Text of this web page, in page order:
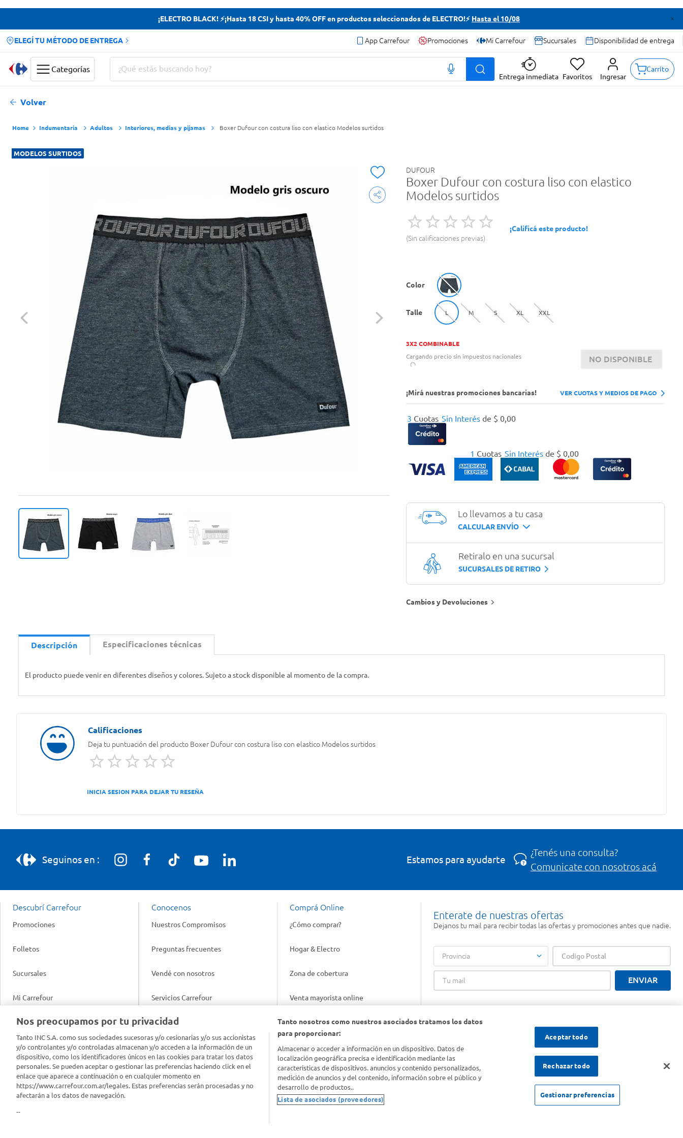
¡ELECTRO BLACK! ⚡¡Hasta 18 CSI y hasta 40% OFF en productos seleccionados de ELECTRO!⚡ Hasta el 10/08
ELEGÍ TU MÉTODO DE ENTREGA App Carrefour Promociones Mi Carrefour Sucursales Disponibilidad de entrega
Categorías
¿Qué estás buscando hoy?
Entrega inmediata Favoritos Ingresar
Carrito
Volver
Indumentaria Adultos Interiores, medias y pijamas Boxer Dufour con costura liso con elastico Modelos surtidos
MODELOS SURTIDOS
DUFOUR
Boxer Dufour con costura liso con elastico
Modelos surtidos
Sin calificaciones previas
¡Calificá este producto!
Color
Talle L M S XL XXL
3X2 COMBINABLE
Cargando precio sin impuestos nacionales
NO DISPONIBLE
¡Mirá nuestras promociones bancarias! VER CUOTAS Y MEDIOS DE PAGO
1 Cuotas Sin Interésde $ 0,00
3 Cuotas Sin Interés de $ 0,00
Lo llevamos a tu casa
CALCULAR ENVÍO
Retiralo en una sucursal
SUCURSALES DE RETIRO
Cambios y Devoluciones
Descripción Especificaciones técnicas
El producto puede venir en diferentes diseños y colores. Sujeto a stock disponible al momento de la compra.
Deja tu puntuación del producto Boxer Dufour con costura liso con elastico Modelos surtidos
INICIA SESION PARA DEJAR TU RESEÑA
Seguinos en : Estamos para ayudarte
¿Tenés una consulta?
Comunicate con nosotros acá
Descubrí Carrefour
Promociones
Folletos
Sucursales
Mi Carrefour
Productos Carrefour
Tarjeta Mi Carrefour
Panel Carrefour
Puntos Verdes
Conocenos
Nuestros Compromisos
Preguntas frecuentes
Vendé con nosotros
Servicios Carrefour
Info útil
Tasas de interés
Contacto
Comprá Online
¿Cómo comprar?
Hogar & Electro
Zona de cobertura
Venta mayorista online
Gift cards empresariales
Enterate de nuestras ofertas
Dejanos tu mail para recibir todas las ofertas y promociones antes que nadie.
Provincia
ENVIAR
Nos preocupamos por tu privacidad
Tanto INC S.A. como sus sociedades sucesoras y/o cesionarias y/o sus accionistas
y/o controlantes y/o controladas almacenan y/o acceden a la información de un
dispositivo, como los identificadores únicos en las cookies para tratar los datos
personales. Se pueden aceptar o gestionar las preferencias haciendo click en el
enlace que aparece a continuación o en cualquier momento en
https://www.carrefour.com.ar/legales. Estas preferencias serán procesadas y no
afectarán a los datos de navegación.
--
Tanto nosotros como nuestros asociados tratamos los datos
para proporcionar:
Almacenar o acceder a información en un dispositivo. Datos de
localización geográfica precisa e identificación mediante las
características de dispositivos. anuncios y contenido personalizados,
medición de anuncios y del contenido, información sobre el público y
desarrollo de productos..
Lista de asociados (proveedores)
Aceptar todo
Rechazar todo
Gestionar preferencias
Términos más buscados
Doves